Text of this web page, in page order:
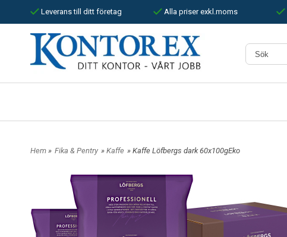
Leverans till ditt företag Alla priser exkl.moms
Hem » Fika & Pentry » Kaffe » Kaffe Löfbergs dark 60x100gEko